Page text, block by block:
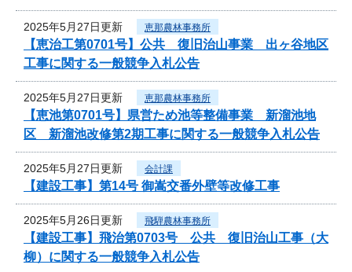
2025年5月27日更新 恵那農林事務所
【恵治工第0701号】公共 復旧治山事業 出ヶ谷地区
工事に関する一般競争入札公告
2025年5月27日更新 恵那農林事務所
【恵池第0701号】県営ため池等整備事業 新溜池地
区 新溜池改修第2期工事に関する一般競争入札公告
2025年5月27日更新 会計課
【建設工事】第14号 御嵩交番外壁等改修工事
2025年5月26日更新 飛騨農林事務所
【建設工事】飛治第0703号 公共 復旧治山工事（大
柳）に関する一般競争入札公告